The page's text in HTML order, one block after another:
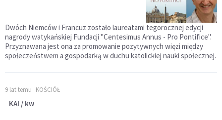
Dwóch Niemców i Francuz zostało laureatami tegorocznej edycji
nagrody watykańskiej Fundacji "Centesimus Annus - Pro Pontifice".
Przyznawana jest ona za promowanie pozytywnych więzi między
społeczeństwem a gospodarką w duchu katolickiej nauki społecznej.
9 lat temu KOŚCIÓŁ
KAI / kw